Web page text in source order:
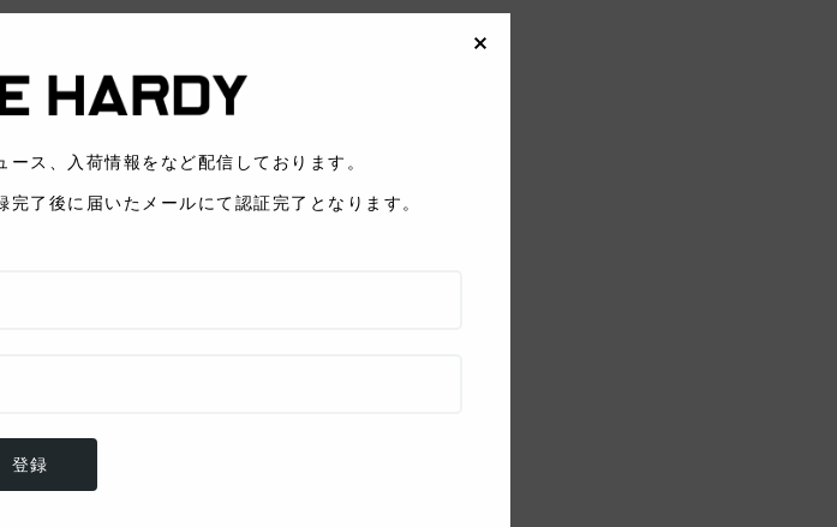
ムなシルエッ
ュース、入荷情報をなど配信しております。
了後に届いたメールにて認証完了となります。
登録